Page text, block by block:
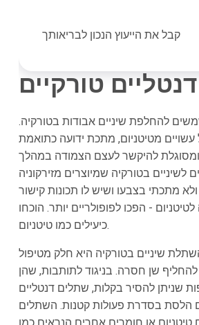
קבל את הייעוץ הנכון לבריאותך
טורקיים
להחלפת שיניים אבודות בטורקיה.
מטיטניום, מתכת ידועה כתואמת
להיקשר לעצם הצמודה במהלך
בטורקיה שמיוצרים מזירקוניה
מתכתי בצבעו ושיש לו תכונות קישור
- הפכו לפופולריים יותר. הוכחו
כיעילים כמו טיטניום.
שיניים בטורקיה היא חלק מטיפול
שן חסרה. בניגוד לתותבות, שהן
שניתן להסיר בקלות, שתלים דנטליים
הלסת בסדרת פעולות קטנות. השתלים